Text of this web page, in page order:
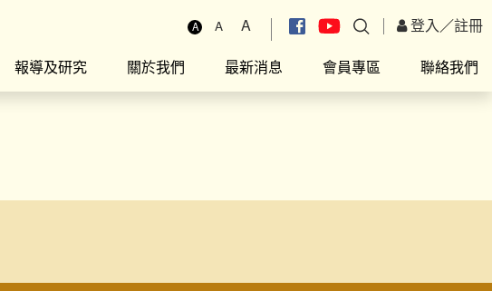
A A A 登入／註冊
報導及研究 關於我們 最新消息 會員專區 聯絡我們